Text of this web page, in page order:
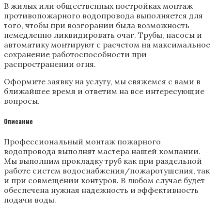
В жилых или общественных постройках монтаж
противопожарного водопровода выполняется для
того, чтобы при возгорании была возможность
немедленно ликвидировать очаг. Трубы, насосы и
автоматику монтируют с расчетом на максимальное
сохранение работоспособности при
распространении огня.
Оформите заявку на услугу, мы свяжемся с вами в
ближайшее время и ответим на все интересующие
вопросы.
Описание
Профессиональный монтаж пожарного
водопровода выполнят мастера нашей компании.
Мы выполним прокладку труб как при раздельной
работе систем водоснабжения/пожаротушения, так
и при совмещении контуров. В любом случае будет
обеспечена нужная надежность и эффективность
подачи воды.